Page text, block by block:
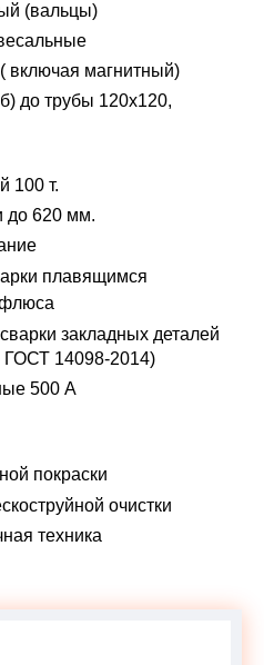
(вальцы)
включая магнитный)
до трубы 120х120,
100 т.
до 620 мм.
плавящимся
закладных деталей
14098-2014)
500 А
покраски
очистки
техника